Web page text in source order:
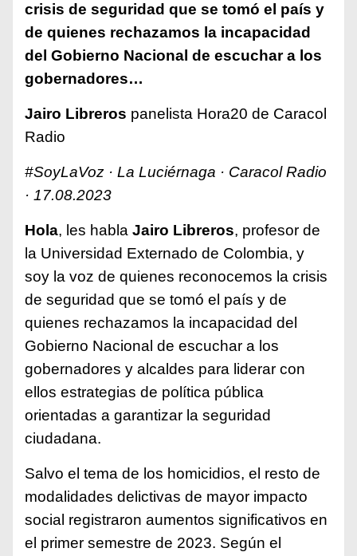
crisis de seguridad que se tomó el país y
de quienes rechazamos la incapacidad
del Gobierno Nacional de escuchar a los
gobernadores…
Jairo Libreros panelista Hora20 de Caracol
Radio
#SoyLaVoz · La Luciérnaga · Caracol Radio
· 17.08.2023
Hola, les habla Jairo Libreros, profesor de
la Universidad Externado de Colombia, y
soy la voz de quienes reconocemos la crisis
de seguridad que se tomó el país y de
quienes rechazamos la incapacidad del
Gobierno Nacional de escuchar a los
gobernadores y alcaldes para liderar con
ellos estrategias de política pública
orientadas a garantizar la seguridad
ciudadana.
Salvo el tema de los homicidios, el resto de
modalidades delictivas de mayor impacto
social registraron aumentos significativos en
el primer semestre de 2023. Según el